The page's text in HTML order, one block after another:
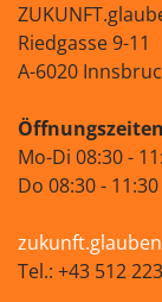
Riedgasse 9-11
A-6020
Mo-Di 08:30 -
Do 08:30 -
Tel.: +43 512